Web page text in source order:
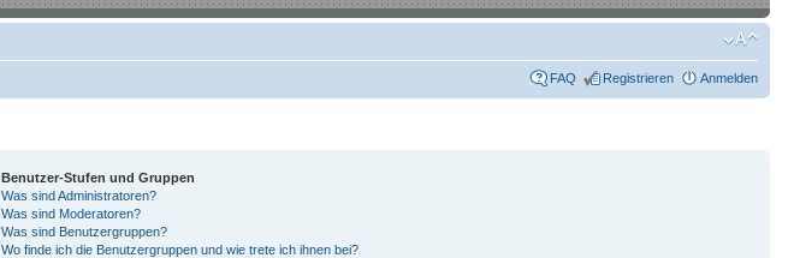
FAQ Registrieren Anmelden
Benutzer-Stufen und Gruppen
Was sind Administratoren?
Was sind Moderatoren?
Was sind Benutzergruppen?
Wo finde ich die Benutzergruppen und wie trete ich ihnen bei?